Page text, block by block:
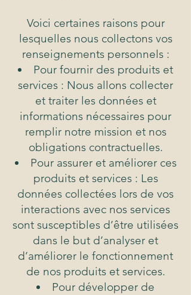
Voici certaines raisons pour
lesquelles nous collectons vos
renseignements personnels :
Pour fournir des produits et
services : Nous allons collecter
et traiter les données et
informations nécessaires pour
remplir notre mission et nos
obligations contractuelles.
Pour assurer et améliorer ces
produits et services : Les
données collectées lors de vos
interactions avec nos services
sont susceptibles d’être utilisées
dans le but d’analyser et
d’améliorer le fonctionnement
de nos produits et services.
Pour développer de